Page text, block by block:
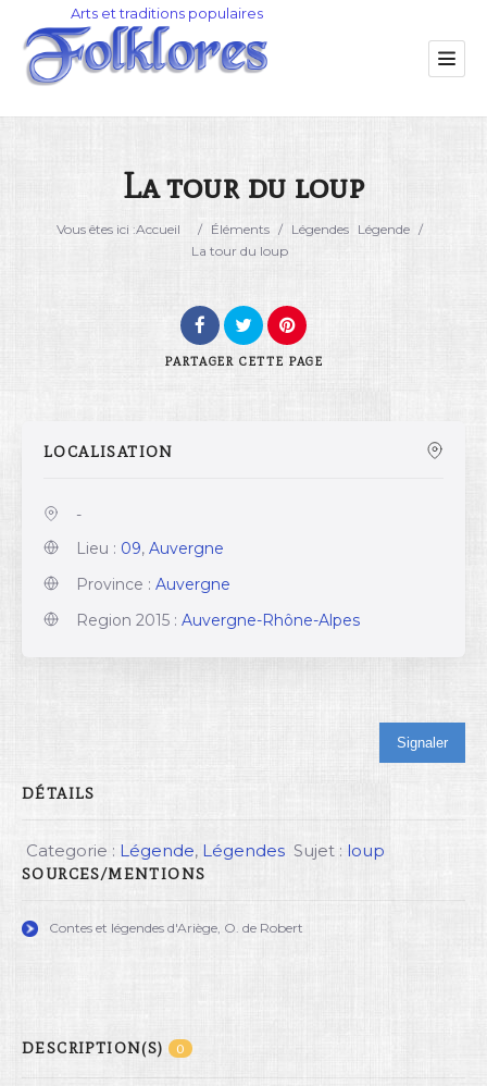
Catégorie
La tour du loup
Vous êtes ici :Accueil / Éléments / Légendes Légende /
La tour du loup
PARTAGER CETTE PAGE
LOCALISATION
-
Lieu : 09, Auvergne
Province : Auvergne
Region 2015 : Auvergne-Rhône-Alpes
Signaler
DÉTAILS
Categorie : Légende, Légendes Sujet : loup
SOURCES/MENTIONS
Contes et légendes d'Ariège, O. de Robert
DESCRIPTION(S) 0